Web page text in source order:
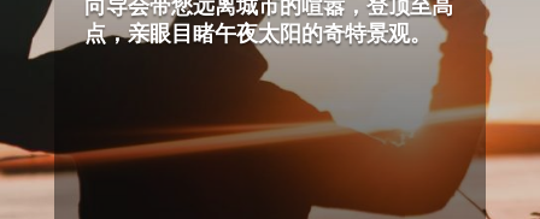
点，亲眼目睹午夜太阳的奇特景观。